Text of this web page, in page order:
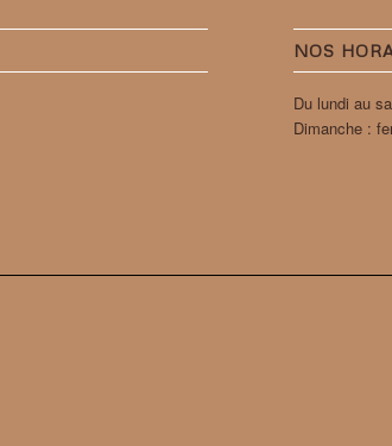
NOS
Du lundi au
Dimanche :